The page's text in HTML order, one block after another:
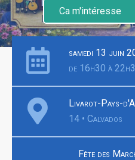
Ca m'intéresse
samedi 13 juin
de 16h30 à
Livarot-Pays-
14 • Calvados
Fête des